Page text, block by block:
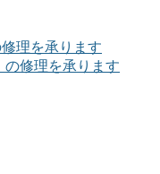
理を承ります
の修理を承ります